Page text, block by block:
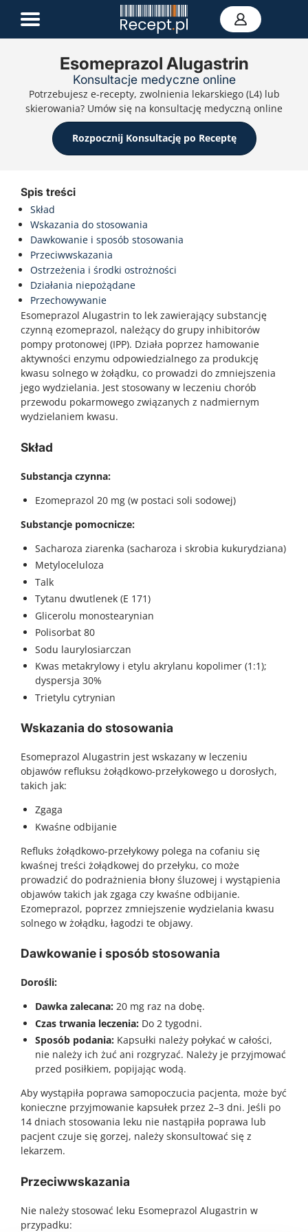
E-recepta
Zwolnienie L4
E-skierowanie
Teleporada
Portal zdrowia
Esomeprazol Alugastrin
Konsultacje medyczne online
Potrzebujesz e-recepty, zwolnienia lekarskiego (L4) lub
skierowania? Umów się na konsultację medyczną online
Rozpocznij Konsultację po Receptę
Spis treści
Skład
Wskazania do stosowania
Dawkowanie i sposób stosowania
Przeciwwskazania
Ostrzeżenia i środki ostrożności
Działania niepożądane
Przechowywanie
Esomeprazol Alugastrin to lek zawierający substancję
czynną ezomeprazol, należący do grupy inhibitorów
pompy protonowej (IPP). Działa poprzez hamowanie
aktywności enzymu odpowiedzialnego za produkcję
kwasu solnego w żołądku, co prowadzi do zmniejszenia
jego wydzielania. Jest stosowany w leczeniu chorób
przewodu pokarmowego związanych z nadmiernym
wydzielaniem kwasu.
Skład
Substancja czynna:
Ezomeprazol 20 mg (w postaci soli sodowej)
Substancje pomocnicze:
Sacharoza ziarenka (sacharoza i skrobia kukurydziana)
Metyloceluloza
Talk
Tytanu dwutlenek (E 171)
Glicerolu monostearynian
Polisorbat 80
Sodu laurylosiarczan
Kwas metakrylowy i etylu akrylanu kopolimer (1:1);
dyspersja 30%
Trietylu cytrynian
Wskazania do stosowania
Esomeprazol Alugastrin jest wskazany w leczeniu
objawów refluksu żołądkowo-przełykowego u dorosłych,
takich jak:
Zgaga
Kwaśne odbijanie
Refluks żołądkowo-przełykowy polega na cofaniu się
kwaśnej treści żołądkowej do przełyku, co może
prowadzić do podrażnienia błony śluzowej i wystąpienia
objawów takich jak zgaga czy kwaśne odbijanie.
Ezomeprazol, poprzez zmniejszenie wydzielania kwasu
solnego w żołądku, łagodzi te objawy.
Dawkowanie i sposób stosowania
Dorośli:
Dawka zalecana: 20 mg raz na dobę.
Czas trwania leczenia: Do 2 tygodni.
Sposób podania: Kapsułki należy połykać w całości,
nie należy ich żuć ani rozgryzać. Należy je przyjmować
przed posiłkiem, popijając wodą.
Aby wystąpiła poprawa samopoczucia pacjenta, może być
konieczne przyjmowanie kapsułek przez 2–3 dni. Jeśli po
14 dniach stosowania leku nie nastąpiła poprawa lub
pacjent czuje się gorzej, należy skonsultować się z
lekarzem.
Przeciwwskazania
Nie należy stosować leku Esomeprazol Alugastrin w
przypadku: